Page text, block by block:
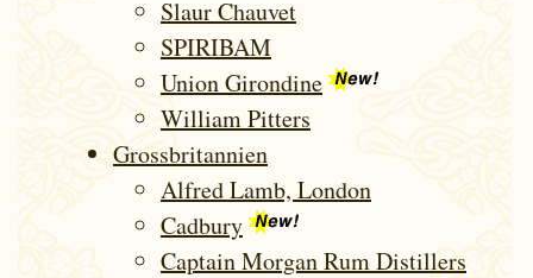
Slaur Chauvet
SPIRIBAM
Union Girondine
William Pitters
Gross­bri­tannien
Alfred Lamb, London
Cadbury
Captain Morgan Rum Distillers